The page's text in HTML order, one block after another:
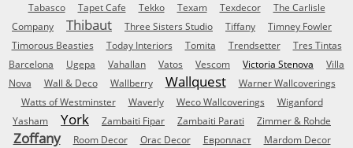
Tabasco
Tapet Cafe Tekko Texam Texdecor
The Carlisle
Company
Thibaut Three Sisters Studio Tiffany
Timney Fowler
Timorous Beasties
Today Interiors Tomita Trendsetter
Tres Tintas
Barcelona
Ugepa Vahallan Vatos Vescom Victoria Stenova
Villa
Nova
Wall & Deco Wallberry Wallquest
Warner Wallcoverings
Watts of Westminster
Waverly Weco Wallcoverings
Wiganford
Yasham
York Zambaiti Fipar Zambaiti Parati Zimmer & Rohde
Zoffany Room Decor Orac Decor Европласт
Mardom Decor